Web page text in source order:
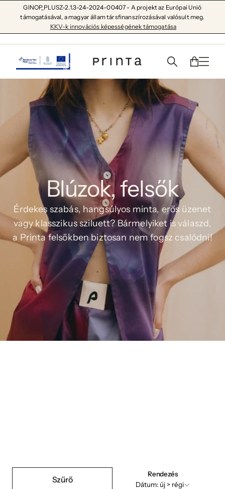
GINOP_PLUSZ-2.1.3-24-2024-00407 - A projekt az Európai Unió
támogatásával, a magyar állam társfinanszírozásával valósult meg.
KKV-k innovációs képességének támogatása
Blúzok, felsők
Érdekes szabás, hangsúlyos minta, erős üzenet
vagy klasszikus sziluett? Bármelyiket is válaszd,
a Printa felsőkben biztosan nem fogsz csalódni!
Szűrő
Rendezés
Dátum: új > régi